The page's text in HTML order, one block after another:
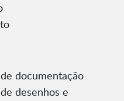
documentação
desenhos e